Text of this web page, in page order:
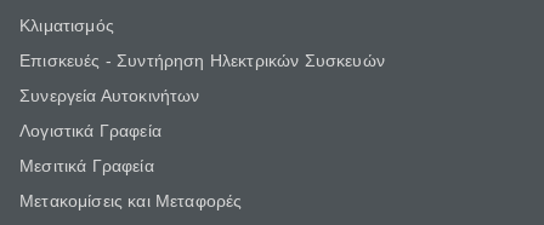
Κλιματισμός
Επισκευές - Συντήρηση Ηλεκτρικών Συσκευών
Συνεργεία Αυτοκινήτων
Λογιστικά Γραφεία
Μεσιτικά Γραφεία
Μετακομίσεις και Μεταφορές